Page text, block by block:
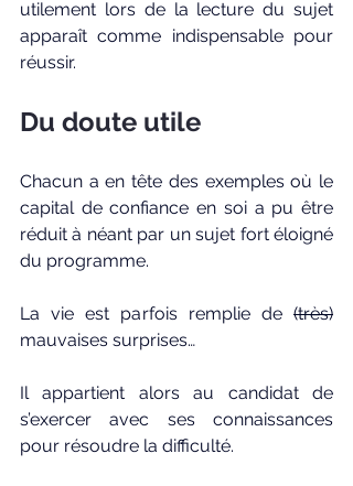
utilement lors de la lecture du sujet
apparaît comme indispensable pour
réussir.
Du doute utile
Chacun a en tête des exemples où le
capital de confiance en soi a pu être
réduit à néant par un sujet fort éloigné
du programme.
La vie est parfois remplie de (très)
mauvaises surprises…
Il appartient alors au candidat de
s’exercer avec ses connaissances
pour résoudre la difficulté.